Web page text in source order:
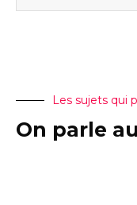
Les sujets qui
On parle